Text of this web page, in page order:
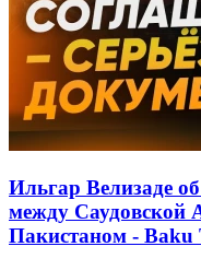
Ильгар Велизаде
между Саудовской
Пакистаном - Baku